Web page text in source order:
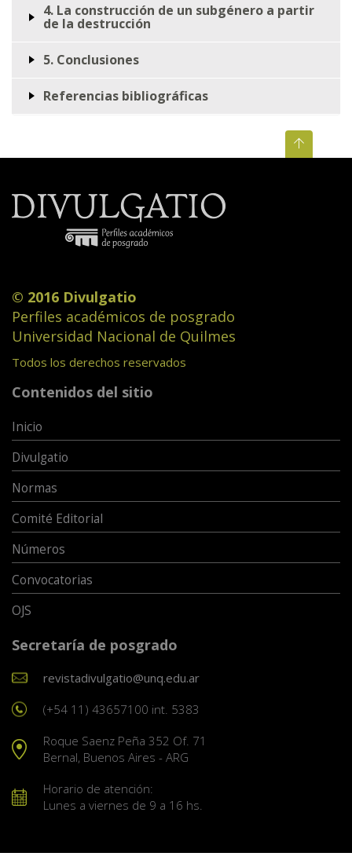
4. La construcción de un subgénero a partir
de la destrucción
5. Conclusiones
Referencias bibliográficas
© 2016 Divulgatio
Perfiles académicos de posgrado
Universidad Nacional de Quilmes
Todos los derechos reservados
Contenidos del sitio
Inicio
Divulgatio
Normas
Comité Editorial
Números
Convocatorias
OJS
Secretaría de posgrado
revistadivulgatio@unq.edu.ar
(+54 11) 43657100 int. 5383
Roque Saenz Peña 352 Of. 71
Bernal, Buenos Aires - ARG
Horario de atención:
Lunes a viernes de 9 a 16 hs.